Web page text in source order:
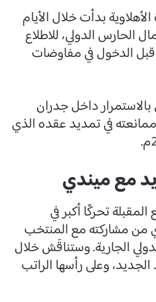
بدأت خلال الأيام
الحارس الدولي، للاطلاع
قبل الدخول في مفاوضات
داخل جدران
في تمديد عقده الذي
مع ميندي
تحركًا أكبر في
من مشاركته مع المنتخب
الجارية. وستناقَش خلال
وعلى رأسها الراتب